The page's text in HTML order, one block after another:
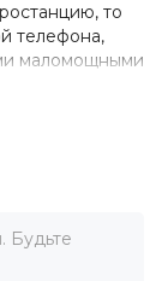
то
телефона,
маломощными
Будьте